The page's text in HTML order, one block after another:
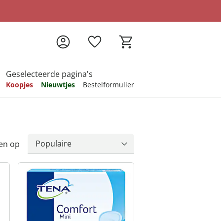
Geselecteerde pagina's
Koopjes Nieuwtjes Bestelformulier
op